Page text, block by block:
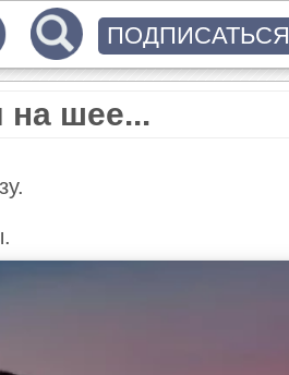
на шее...
ПОДПИСАТЬСЯ